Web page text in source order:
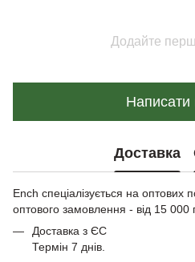
Додайте
Написати
Доставка
Ench спеціалізується на оптових
оптового замовлення - від 15 000
Доставка з ЄС
Термін 7 днів.